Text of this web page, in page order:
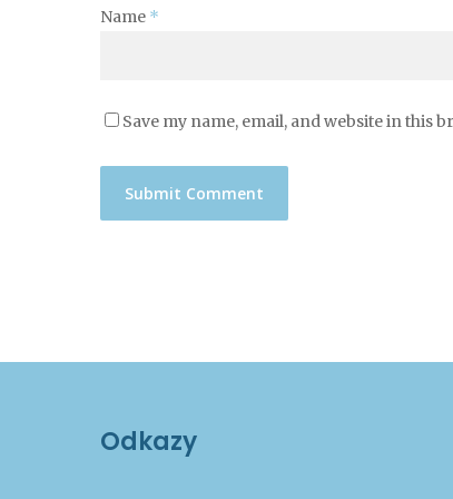
Name *
Save my name, email, and website in this
Odkazy